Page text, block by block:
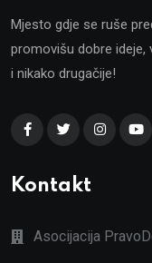
Mjesto gdje se ruše
promovišu dobre ideje,
i nikako drugačije!
Kontakt
Asocijacija